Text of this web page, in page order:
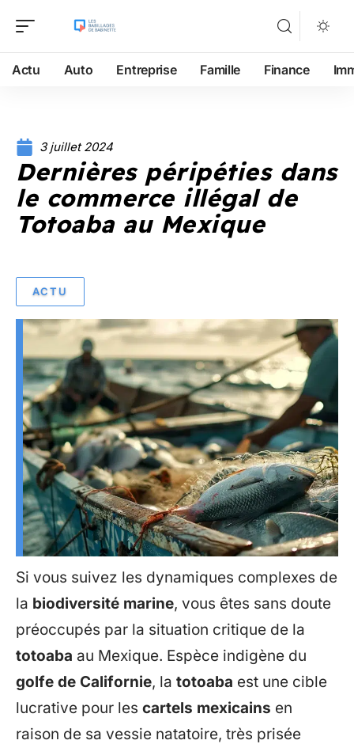
Actu Auto Entreprise Famille Finance
3 juillet 2024
Dernières péripéties dans
le commerce illégal de
Totoaba au Mexique
ACTU
Si vous suivez les dynamiques complexes de
la biodiversité marine, vous êtes sans doute
préoccupés par la situation critique de la
totoaba au Mexique. Espèce indigène du
golfe de Californie, la totoaba est une cible
lucrative pour les cartels mexicains en
raison de sa vessie natatoire, très prisée